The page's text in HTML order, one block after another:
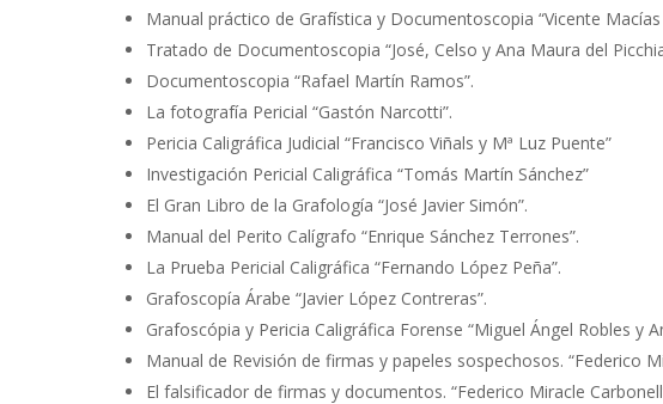
Manual práctico de Grafística y Documentoscopia “Vicente Macías
Tratado de Documentoscopia “José, Celso y Ana Maura del
Documentoscopia “Rafael Martín Ramos”.
La fotografía Pericial “Gastón Narcotti”.
Pericia Caligráfica Judicial “Francisco Viñals y Mª Luz Puente”
Investigación Pericial Caligráfica “Tomás Martín Sánchez”
El Gran Libro de la Grafología “José Javier Simón”.
Manual del Perito Calígrafo “Enrique Sánchez Terrones”.
La Prueba Pericial Caligráfica “Fernando López Peña”.
Grafoscopía Árabe “Javier López Contreras”.
Grafoscópia y Pericia Caligráfica Forense “Miguel Ángel Robles y
Manual de Revisión de firmas y papeles sospechosos. “Federico
El falsificador de firmas y documentos. “Federico Miracle